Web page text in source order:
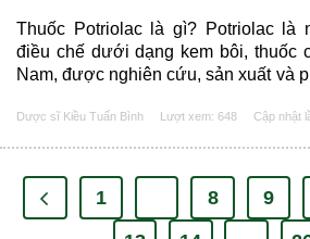
Thuốc Potriolac là gì? Potriolac là
điều chế dưới dạng kem bôi, thuốc
Nam, được nghiên cứu, sản xuất và
Thuốc có chứa thành phần dùng để
Dược sĩ Kiều Tuấn Bình Lượt xem: 648 Cập nhật
1 8 9